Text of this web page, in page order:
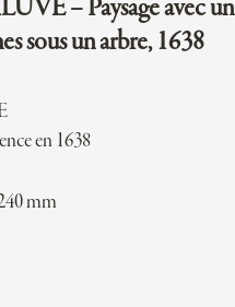
– Paysage avec un
sous un arbre, 1638
en 1638
mm